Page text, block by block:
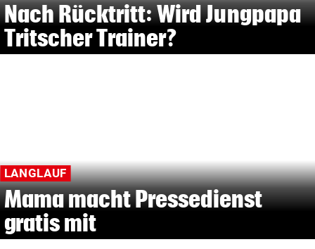
Nach Rücktritt: Wird Jungpapa
Tritscher Trainer?
LANGLAUF
Mama macht Pressedienst
gratis mit